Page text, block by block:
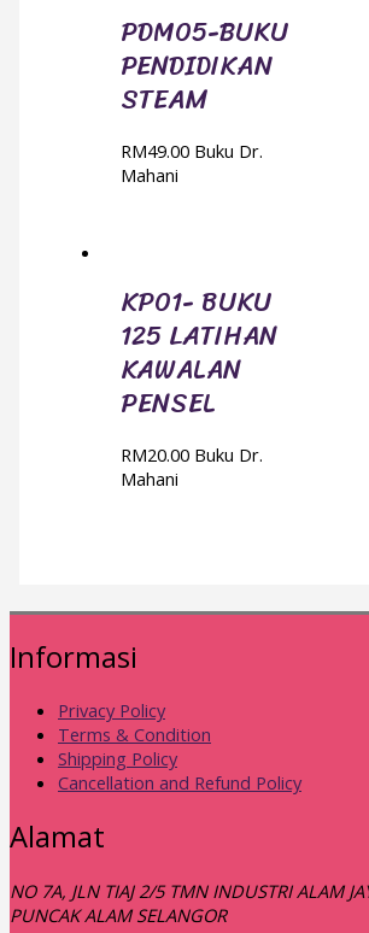
PDM05-BUKU
PENDIDIKAN
STEAM
RM49.00 Buku Dr.
Mahani
KP01- BUKU
125 LATIHAN
KAWALAN
PENSEL
RM20.00 Buku Dr.
Mahani
Informasi
Privacy Policy
Terms & Condition
Shipping Policy
Cancellation and Refund Policy
Alamat
NO 7A, JLN TIAJ 2/5 TMN INDUSTRI ALAM
PUNCAK ALAM SELANGOR